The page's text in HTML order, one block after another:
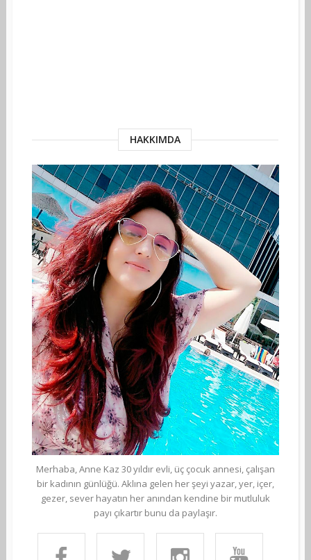
HAKKIMDA
Merhaba, Anne Kaz 30 yıldır evli, üç çocuk annesi, çalışan
bir kadının günlüğü. Aklına gelen her şeyi yazar, yer, içer,
gezer, sever hayatın her anından kendine bir mutluluk
payı çıkartır bunu da paylaşır.